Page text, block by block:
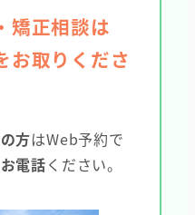
矯正相談は
お取りくださ
方はWeb予約で
電話ください。